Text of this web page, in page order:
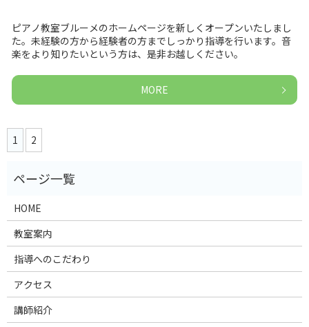
ピアノ教室ブルーメのホームページを新しくオープンいたしまし
た。未経験の方から経験者の方までしっかり指導を行います。音
楽をより知りたいという方は、是非お越しください。
MORE
1 2
HOME
教室案内
指導へのこだわり
アクセス
講師紹介